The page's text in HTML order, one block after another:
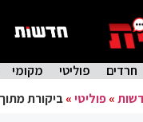
חרדים פוליטי מקומי
»פוליטי»ביקורת